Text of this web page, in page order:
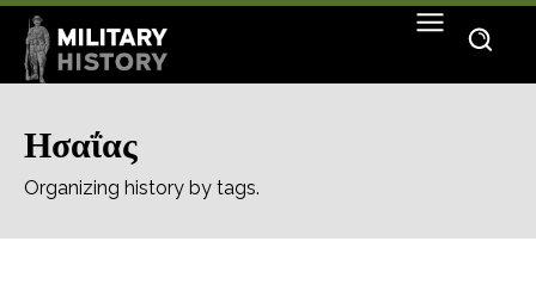
Ησαΐας
Organizing history by tags.